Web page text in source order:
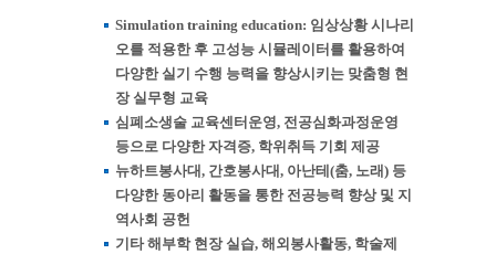
Simulation training education: 임상상황 시나리
오를 적용한 후 고성능 시뮬레이터를 활용하여
다양한 실기 수행 능력을 향상시키는 맞춤형 현
장 실무형 교육
심폐소생술 교육센터운영, 전공심화과정운영
등으로 다양한 자격증, 학위취득 기회 제공
뉴하트봉사대, 간호봉사대, 아난테(춤, 노래) 등
다양한 동아리 활동을 통한 전공능력 향상 및 지
역사회 공헌
기타 해부학 현장 실습, 해외봉사활동, 학술제